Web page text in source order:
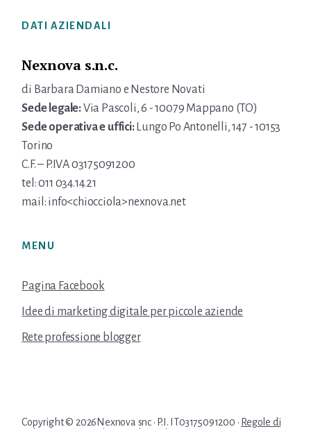
DATI AZIENDALI
Nexnova s.n.c.
di Barbara Damiano e Nestore Novati
Sede legale:Via Pascoli, 6 - 10079 Mappano (TO)
Sede operativa e uffici:Lungo Po Antonelli, 147 - 10153
Torino
C.F. – P.IVA 03175091200
tel: 011 034.14.21
mail: info<chiocciola>nexnova.net
MENU
Pagina Facebook
Idee di marketing digitale per piccole aziende
Rete professione blogger
Copyright © 2026Nexnova snc · P.I. IT03175091200 · Regole di